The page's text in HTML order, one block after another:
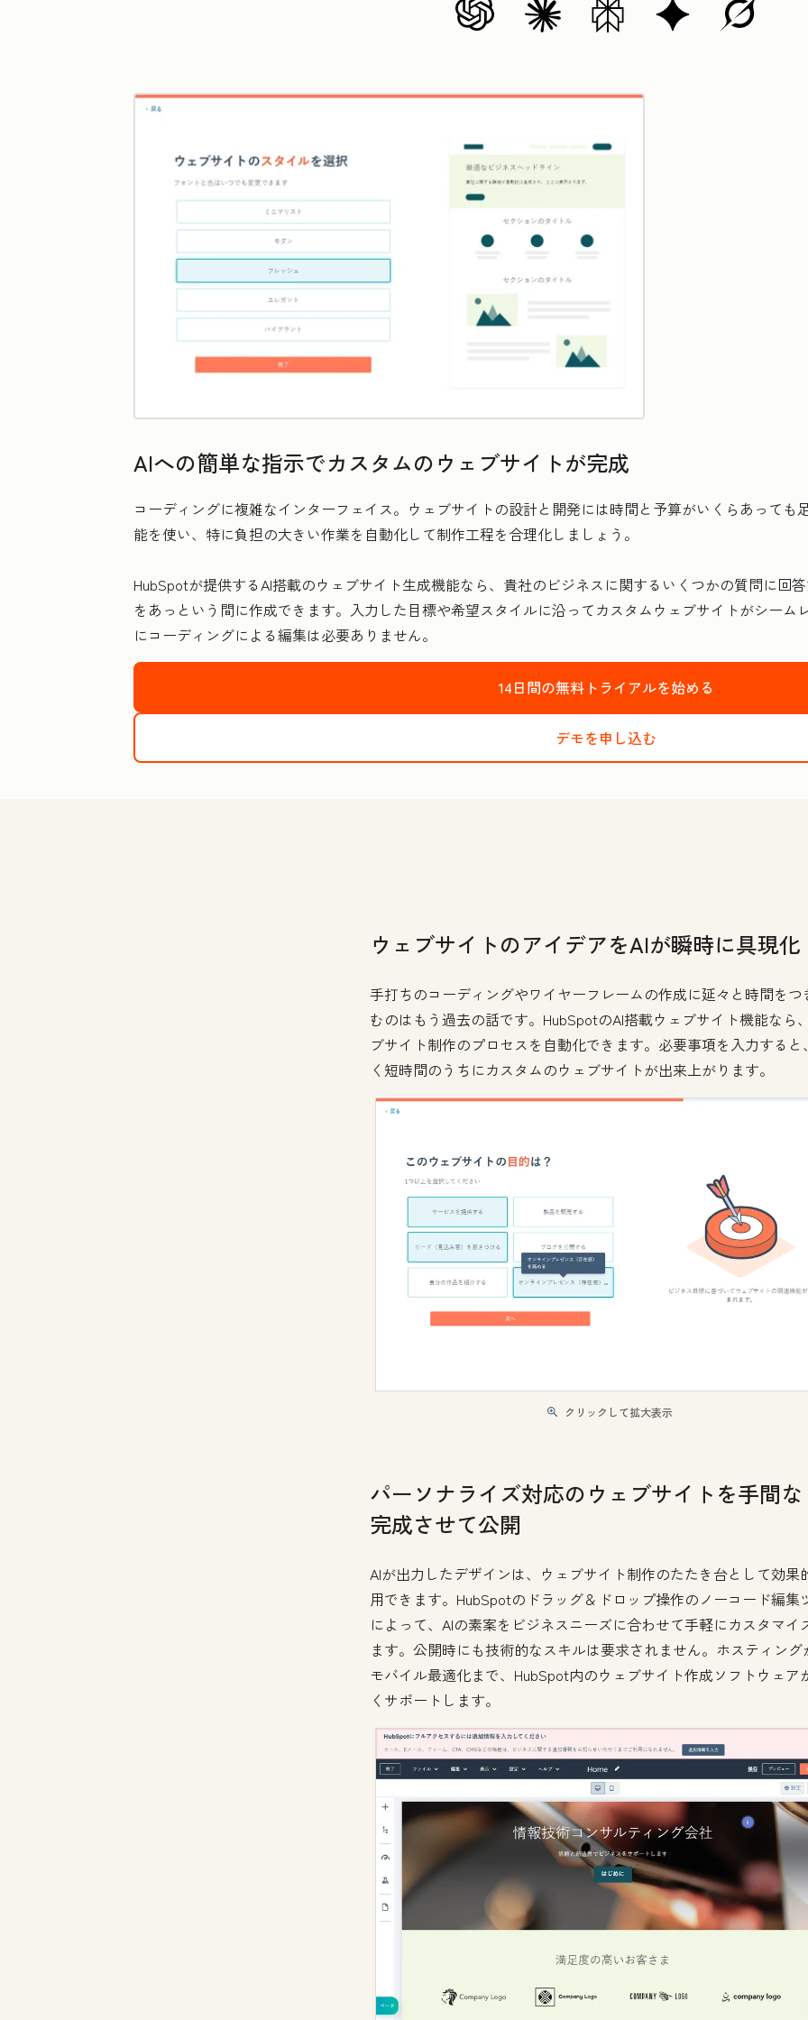
AIへの簡単な指示でカスタムのウェブサイトが完成
コーディングに複雑なインターフェイス。ウェブサイトの設計と開発には時間と予算がいくらあっても
能を使い、特に負担の大きい作業を自動化して制作工程を合理化しましょう。
HubSpotが提供するAI搭載のウェブサイト生成機能なら、貴社のビジネスに関するいくつかの質問に回
をあっという間に作成できます。入力した目標や希望スタイルに沿ってカスタムウェブサイトがシーム
にコーディングによる編集は必要ありません。
14日間の無料トライアルを始める
デモを申し込む
ウェブサイトのアイデアをAIが瞬時に具現化
手打ちのコーディングやワイヤーフレームの作成に延々と時間をつ
むのはもう過去の話です。HubSpotのAI搭載ウェブサイト機能なら
ブサイト制作のプロセスを自動化できます。必要事項を入力すると
く短時間のうちにカスタムのウェブサイトが出来上がります。
クリックして拡大表示
パーソナライズ対応のウェブサイトを手間な
完成させて公開
AIが出力したデザインは、ウェブサイト制作のたたき台として効果
用できます。HubSpotのドラッグ＆ドロップ操作のノーコード編集
によって、AIの素案をビジネスニーズに合わせて手軽にカスタマイ
ます。公開時にも技術的なスキルは要求されません。ホスティング
モバイル最適化まで、HubSpot内のウェブサイト作成ソフトウェア
くサポートします。